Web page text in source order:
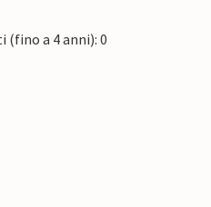
a 4 anni): 0